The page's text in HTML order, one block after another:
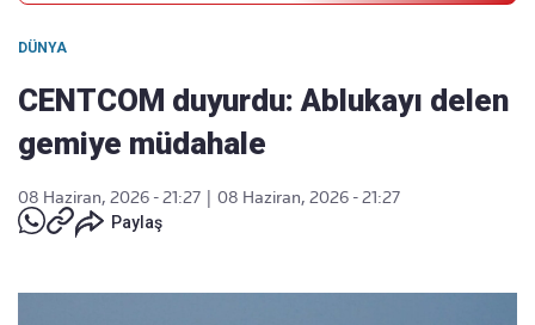
DÜNYA
CENTCOM duyurdu: Ablukayı delen
gemiye müdahale
08 Haziran, 2026 - 21:27
08 Haziran, 2026 - 21:27
Paylaş